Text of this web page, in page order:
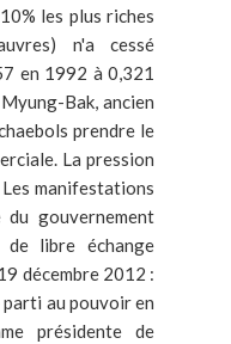
les plus riches
n'a cessé
en 1992 à 0,321
Bak, ancien
prendre le
La pression
manifestations
gouvernement
de libre échange
décembre 2012 :
au pouvoir en
présidente de